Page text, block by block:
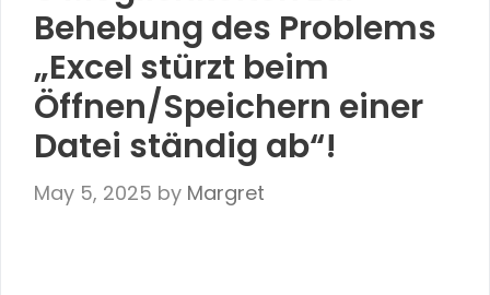
Behebung des Problems
„Excel stürzt beim
Öffnen/Speichern einer
Datei ständig ab“!
May 5, 2025 by Margret